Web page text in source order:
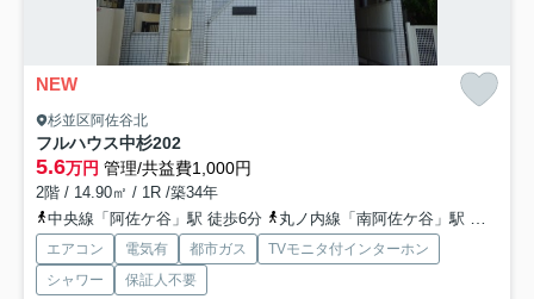
NEW
杉並区阿佐谷北
フルハウス中杉202
5.6万円 管理/共益費1,000円
2階 / 14.90㎡ / 1R /築34年
中央線「阿佐ケ谷」駅 徒歩6分
丸ノ内線「南阿佐ケ谷」駅 徒歩15分
エアコン 電気有 都市ガス
TVモニタ付インターホン
シャワー
保証人不要